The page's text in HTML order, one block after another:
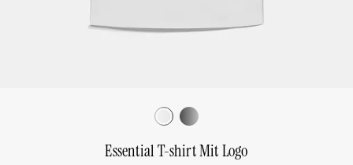
Essential T-shirt Mit Logo